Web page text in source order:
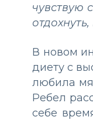
чувствую
В новом
диету с
любила
Ребел
себе